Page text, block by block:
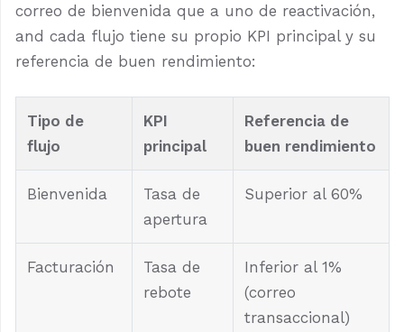
correo de bienvenida que a uno de reactivación,
and cada flujo tiene su propio KPI principal y su
referencia de buen rendimiento:
Tipo de
flujo
KPI
principal
Referencia de
buen rendimiento
Bienvenida
Tasa de
apertura
Superior al 60%
Facturación
Tasa de
rebote
Inferior al 1%
(correo
transaccional)